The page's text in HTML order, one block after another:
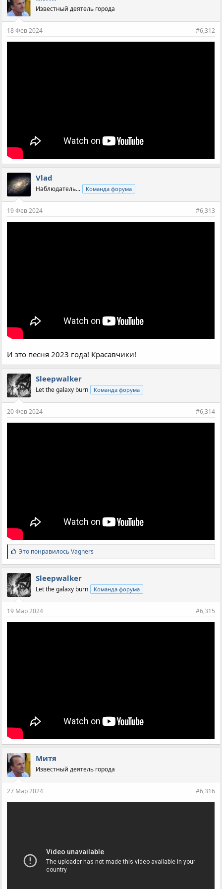
Известный деятель города
18 Фев 2024 #6,312
Vlad
Наблюдатель... Команда форума
19 Фев 2024 #6,313
И это песня 2023 года! Красавчики!
Sleepwalker
Let the galaxy burn Команда форума
20 Фев 2024 #6,314
С
и
м
п
а
т
и
:
Это понравилосьVagners
Sleepwalker
Let the galaxy burn Команда форума
19 Мар 2024 #6,315
Митя
Известный деятель города
27 Мар 2024 #6,316